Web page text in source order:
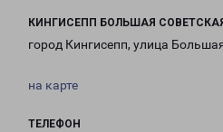
КИНГИСЕПП БОЛЬШАЯ
город Кингисепп, улица
на карте
ТЕЛЕФОН